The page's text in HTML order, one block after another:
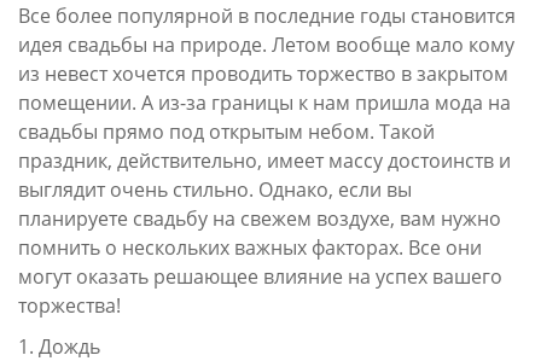
Все более популярной в последние годы становится
идея свадьбы на природе. Летом вообще мало кому
из невест хочется проводить торжество в закрытом
помещении. А из-за границы к нам пришла мода на
свадьбы прямо под открытым небом. Такой
праздник, действительно, имеет массу достоинств и
выглядит очень стильно. Однако, если вы
планируете свадьбу на свежем воздухе, вам нужно
помнить о нескольких важных факторах. Все они
могут оказать решающее влияние на успех вашего
торжества!
1. Дождь